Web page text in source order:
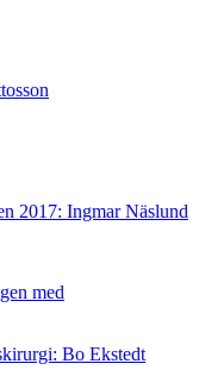
2017: Ingmar Näslund
med
Bo Ekstedt